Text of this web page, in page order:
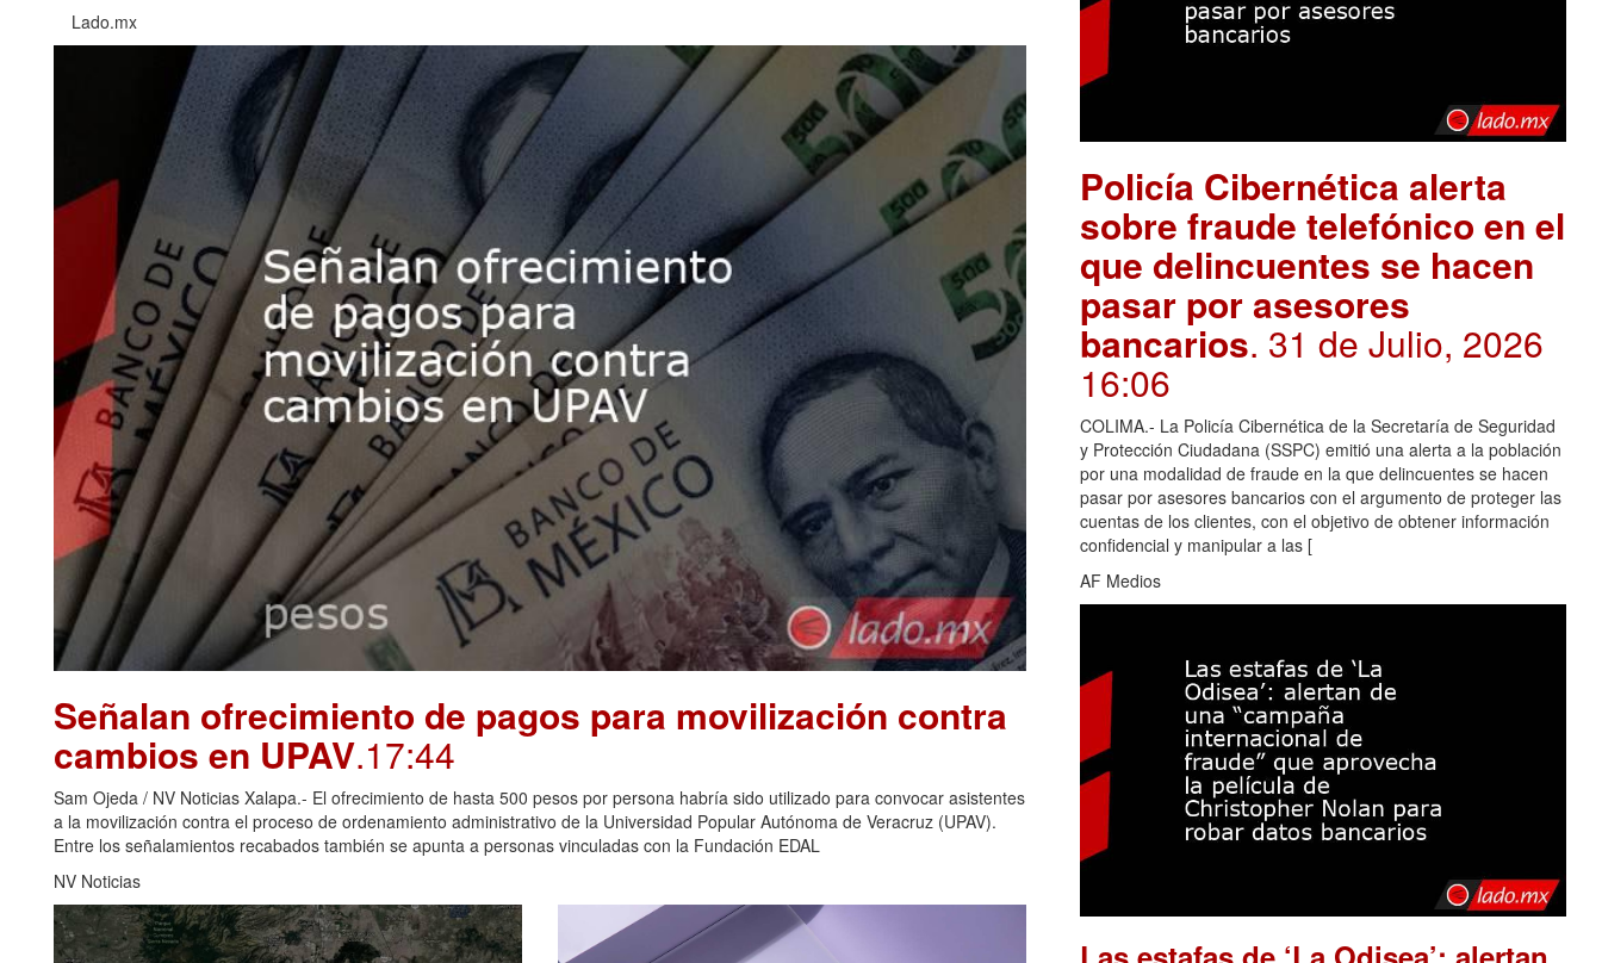
Lado.mx
Señalan ofrecimiento de pagos para movilización contra
cambios en UPAV.17:44
Sam Ojeda / NV Noticias Xalapa.- El ofrecimiento de hasta 500 pesos por persona habría sido utilizado para convocar asistentes
a la movilización contra el proceso de ordenamiento administrativo de la Universidad Popular Autónoma de Veracruz (UPAV).
Entre los señalamientos recabados también se apunta a personas vinculadas con la Fundación EDAL
NV Noticias
Policía Cibernética alerta
sobre fraude telefónico en el
que delincuentes se hacen
pasar por asesores
bancarios. 31 de Julio, 2026
16:06
COLIMA.- La Policía Cibernética de la Secretaría de Seguridad
y Protección Ciudadana (SSPC) emitió una alerta a la población
por una modalidad de fraude en la que delincuentes se hacen
pasar por asesores bancarios con el argumento de proteger las
cuentas de los clientes, con el objetivo de obtener información
confidencial y manipular a las [
AF Medios